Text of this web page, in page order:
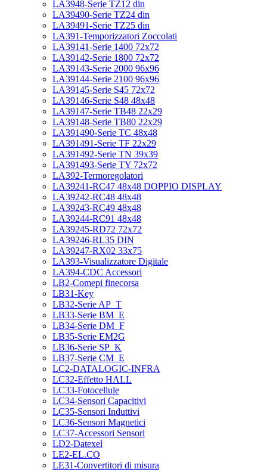
LA3948-Serie TZ12 din
LA39490-Serie TZ24 din
LA39491-Serie TZ25 din
LA391-Temporizzatori Zoccolati
LA39141-Serie 1400 72x72
LA39142-Serie 1800 72x72
LA39143-Serie 2000 96x96
LA39144-Serie 2100 96x96
LA39145-Serie S45 72x72
LA39146-Serie S48 48x48
LA39147-Serie TB48 22x29
LA39148-Serie TB80 22x29
LA391490-Serie TC 48x48
LA391491-Serie TF 22x29
LA391492-Serie TN 39x39
LA391493-Serie TY 72x72
LA392-Termoregolatori
LA39241-RC47 48x48 DOPPIO DISPLAY
LA39242-RC48 48x48
LA39243-RC49 48x48
LA39244-RC91 48x48
LA39245-RD72 72x72
LA39246-RL35 DIN
LA39247-RX02 33x75
LA393-Visualizzatore Digitale
LA394-CDC Accessori
LB2-Comepi finecorsa
LB31-Key
LB32-Serie AP_T
LB33-Serie BM_E
LB34-Serie DM_F
LB35-Serie EM2G
LB36-Serie SP_K
LB37-Serie CM_E
LC2-DATALOGIC-INFRA
LC32-Effetto HALL
LC33-Fotocellule
LC34-Sensori Capacitivi
LC35-Sensori Induttivi
LC36-Sensori Magnetici
LC37-Accessori Sensori
LD2-Datexel
LE2-EL.CO
LE31-Convertitori di misura